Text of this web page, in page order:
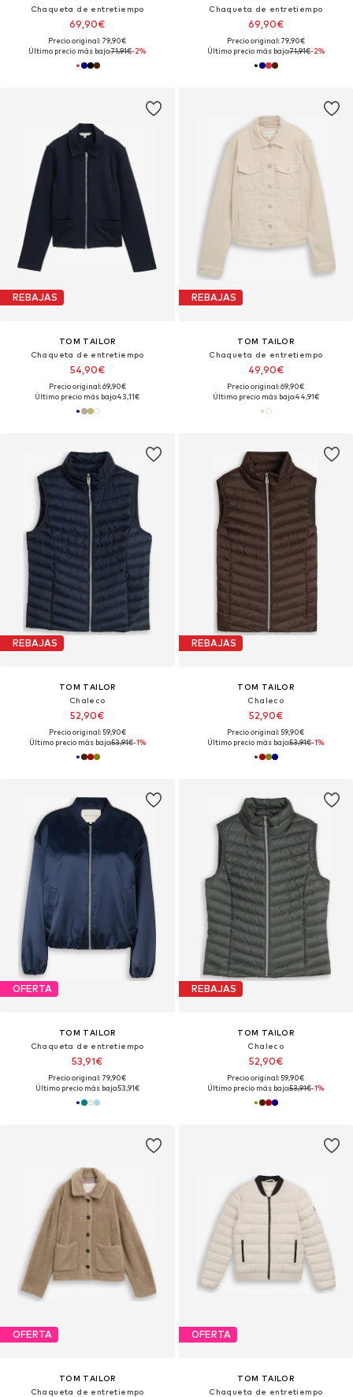
Chaqueta de entretiempo
69,90€
Precio original: 79,90€
Último precio más bajo:71,91€-2%
Chaqueta de entretiempo
69,90€
Precio original: 79,90€
Último precio más bajo:71,91€-2%
REBAJAS
TOM TAILOR
Chaqueta de entretiempo
54,90€
Precio original: 69,90€
Último precio más bajo:43,11€
REBAJAS
TOM TAILOR
Chaqueta de entretiempo
49,90€
Precio original: 69,90€
Último precio más bajo:44,91€
REBAJAS
TOM TAILOR
Chaleco
52,90€
Precio original: 59,90€
Último precio más bajo:53,91€-1%
REBAJAS
TOM TAILOR
Chaleco
52,90€
Precio original: 59,90€
Último precio más bajo:53,91€-1%
OFERTA
TOM TAILOR
Chaqueta de entretiempo
53,91€
Precio original: 79,90€
Último precio más bajo:53,91€
REBAJAS
TOM TAILOR
Chaleco
52,90€
Precio original: 59,90€
Último precio más bajo:53,91€-1%
OFERTA
TOM TAILOR
Chaqueta de entretiempo
OFERTA
TOM TAILOR
Chaqueta de entretiempo